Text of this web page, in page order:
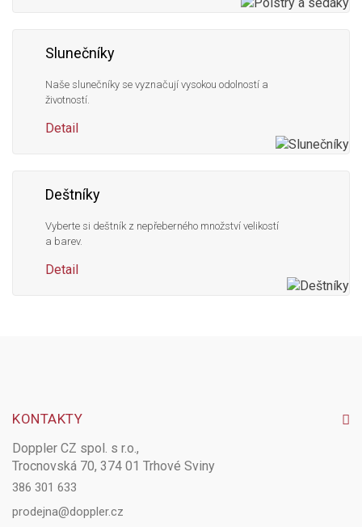
Slunečníky
Naše slunečníky se vyznačují vysokou odolností a
životností.
Detail
Deštníky
Vyberte si deštník z nepřeberného množství velikostí
a barev.
Detail
KONTAKTY
Doppler CZ spol. s r.o.,
Trocnovská 70, 374 01 Trhové Sviny
386 301 633
prodejna@doppler.cz